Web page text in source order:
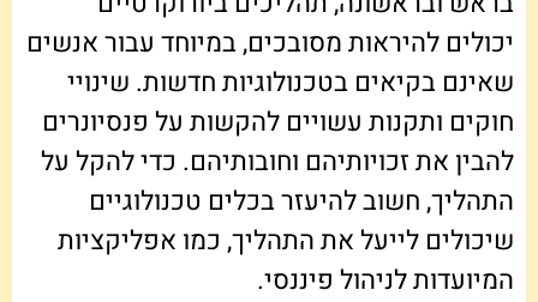
יכולים להיראות מסובכים, במיוחד עבור אנשים
שאינם בקיאים בטכנולוגיות חדשות. שינויי
חוקים ותקנות עשויים להקשות על פנסיונרים
להבין את זכויותיהם וחובותיהם. כדי להקל על
התהליך, חשוב להיעזר בכלים טכנולוגיים
שיכולים לייעל את התהליך, כמו אפליקציות
המיועדות לניהול פיננסי.